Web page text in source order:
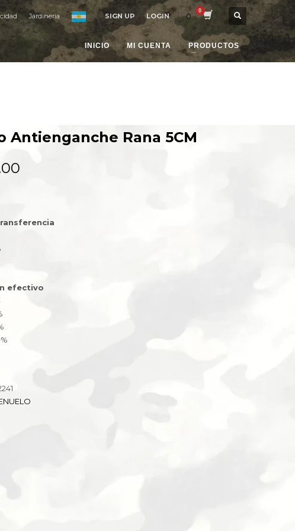
Jardineria SIGN UP LOGIN 0
INICIO MI CUENTA PRODUCTOS
Antienganche Rana 5CM
efectivo